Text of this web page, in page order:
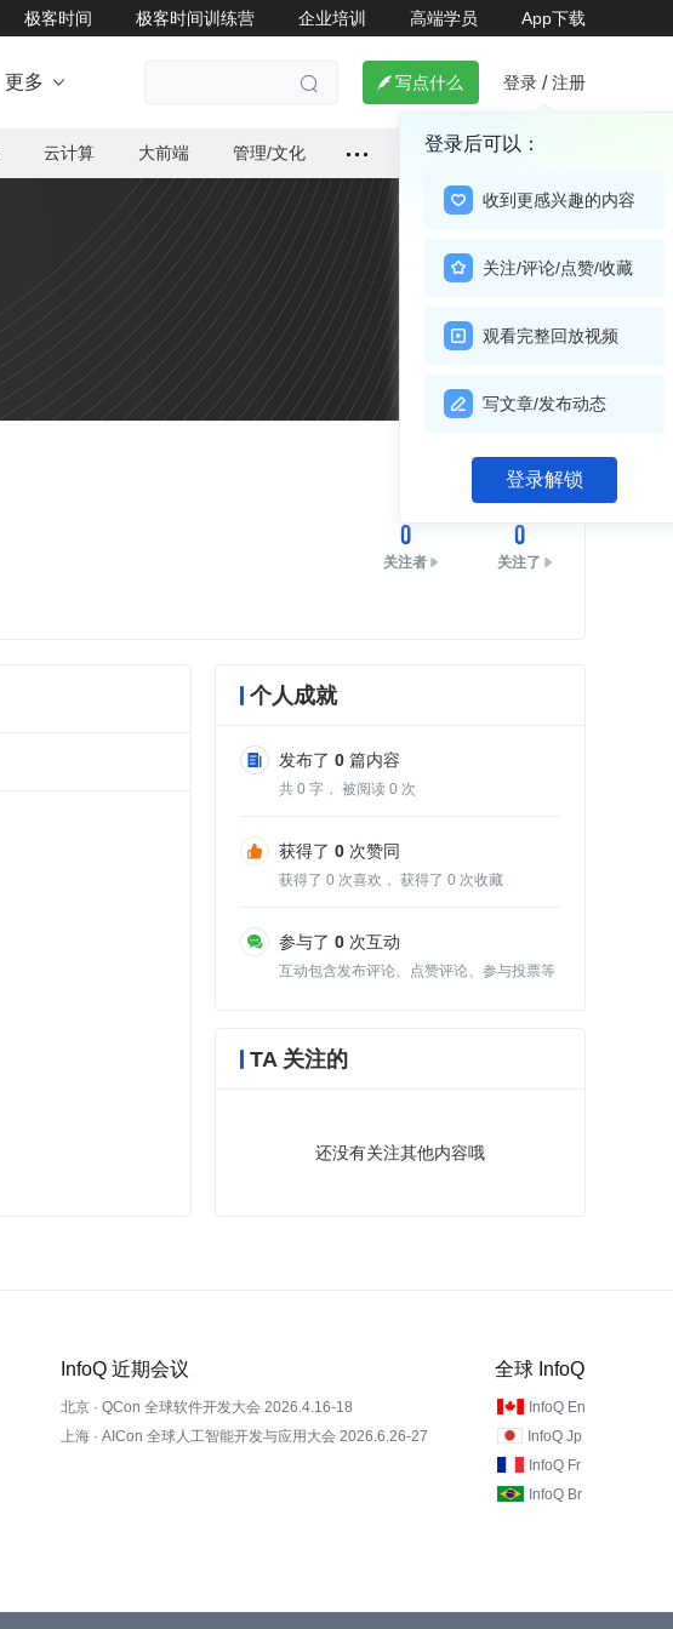
极客时间 极客时间训练营 企业培训 高端学员 App下载
更多    写点什么 登录 / 注册
登录后可以：
收到更感兴趣的内容
关注/评论/点赞/收藏
观看完整回放视频
写文章/发布动态
登录解锁
云计算 大前端 管理/文化
关注
0
关注者
0
关注了
个人成就
发布了 0 篇内容
共 0 字， 被阅读 0 次
获得了 0 次赞同
获得了 0 次喜欢， 获得了 0 次收藏
参与了 0 次互动
互动包含发布评论、点赞评论、参与投票等
TA 关注的
还没有关注其他内容哦
InfoQ 近期会议
北京 · QCon 全球软件开发大会 2026.4.16-18
上海 · AICon 全球人工智能开发与应用大会 2026.6.26-27
全球 InfoQ
InfoQ En
InfoQ Jp
InfoQ Fr
InfoQ Br